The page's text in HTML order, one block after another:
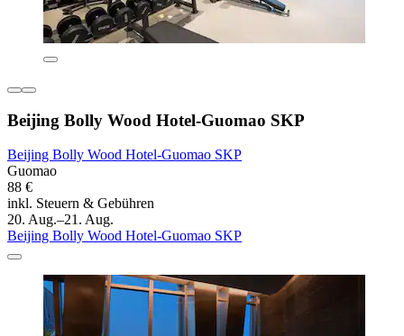
Beijing Bolly Wood Hotel-Guomao SKP
Beijing Bolly Wood Hotel-Guomao SKP
Guomao
88 €
inkl. Steuern & Gebühren
20. Aug.–21. Aug.
Beijing Bolly Wood Hotel-Guomao SKP